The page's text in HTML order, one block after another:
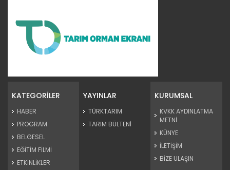
Devamını Oku ->
KATEGORİLER
HABER
PROGRAM
BELGESEL
EĞİTİM FİLMİ
ETKİNLİKLER
YAYINLAR
TÜRKTARIM
TARIM BÜLTENİ
KURUMSAL
KVKK AYDINLATMA
METNİ
KÜNYE
İLETİŞİM
BİZE ULAŞIN